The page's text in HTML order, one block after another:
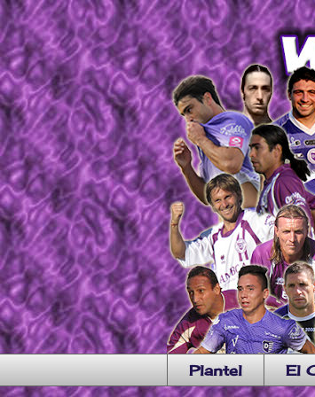
Plantel El